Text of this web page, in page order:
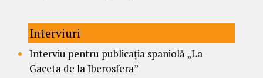
Interviuri
Interviu pentru publicația spaniolă „La
Gaceta de la Iberosfera”